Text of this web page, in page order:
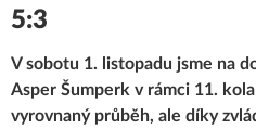
5:3
V sobotu 1. listopadu jsme na
Asper Šumperk v rámci 11.
vyrovnaný průběh, ale díky